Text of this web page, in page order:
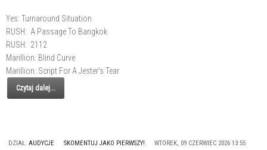
Yes: Turnaround Situation
RUSH: A Passage To Bangkok
RUSH: 2112
Marillion: Blind Curve
Marillion: Script For A Jester's Tear
Czytaj dalej...
DZIAŁ: AUDYCJE SKOMENTUJ JAKO PIERWSZY! WTOREK, 09 CZERWIEC 2026 13:55